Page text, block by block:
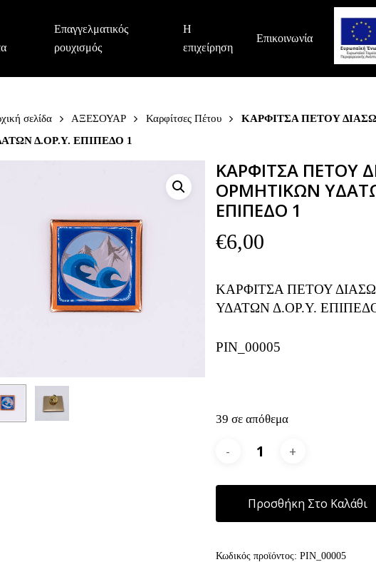
Επαγγελματικός
ρουχισμός
Η
επιχείρηση
Επικοινωνία
σελίδα ΑΞΕΣΟΥΑΡ Καρφίτσες Πέτου
ΚΑΡΦΙΤΣΑ ΠΕΤΟΥ
Δ.ΟΡ.Υ. ΕΠΙΠΕΔΟ 1
ΚΑΡΦΙΤΣΑ ΠΕΤΟΥ
ΟΡΜΗΤΙΚΩΝ
ΕΠΙΠΕΔΟ 1
€6,00
ΚΑΡΦΙΤΣΑ ΠΕΤΟΥ
ΥΔΑΤΩΝ Δ.ΟΡ.Υ.
PIN_00005
39 σε απόθεμα
Προσθήκη Στο Καλάθι
Κωδικός προϊόντος: PIN_00005